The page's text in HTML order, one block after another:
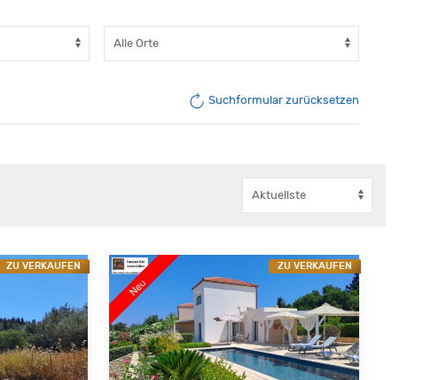
Suchformular zurücksetzen
ZU VERKAUFEN ZU VERKAUFEN